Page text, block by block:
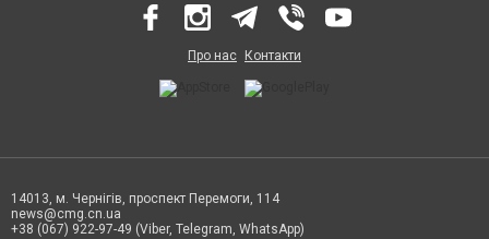
Про нас Контакти
14013, м. Чернігів, проспект Перемоги, 114
news@cmg.cn.ua
+38 (067) 922-97-49 (Viber, Telegram, WhatsApp)